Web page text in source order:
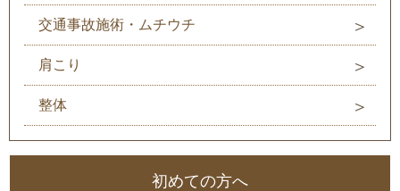
交通事故施術・ムチウチ
肩こり
整体
初めての方へ